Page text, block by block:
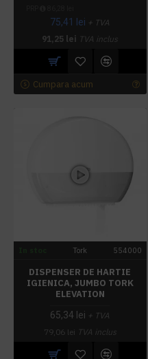
75,41 lei + TVA
91,25 lei TVA inclus
Cumpara acum
Tork 554000
DISPENSER DE HARTIE
IGIENICA, JUMBO TORK
ELEVATION
65,34 lei + TVA
79,06 lei TVA inclus